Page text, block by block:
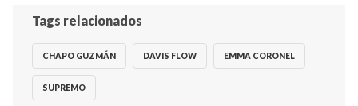
Tags relacionados
CHAPO GUZMÁN DAVIS FLOW EMMA CORONEL
SUPREMO